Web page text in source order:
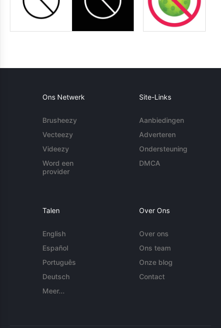
Ons Netwerk
Brusheezy
Vecteezy
Videezy
Word een
provider
Site-Links
Aanbiedingen
Adverteren
Ondersteuning
DMCA
Talen
English
Español
Português
Deutsch
Meer...
Over Ons
Over ons
Ons team
Onze blog
Contact